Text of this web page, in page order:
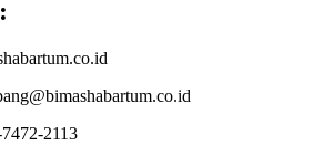
:
2113